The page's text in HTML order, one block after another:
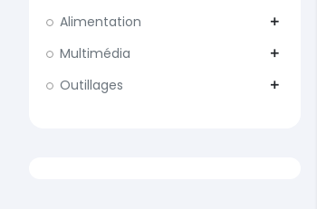
Alimentation add
Multimédia add
Outillages add